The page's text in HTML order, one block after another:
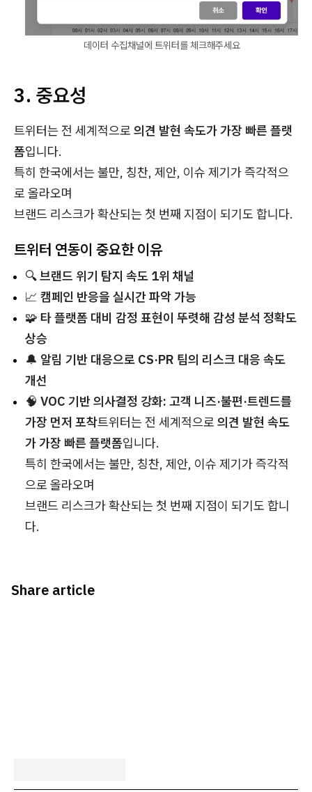
데이터 수집채널에 트위터를 체크해주세요
3. 중요성
트위터는 전 세계적으로 의견 발현 속도가 가장 빠른 플랫
폼입니다.
특히 한국에서는 불만, 칭찬, 제안, 이슈 제기가 즉각적으
로 올라오며
브랜드 리스크가 확산되는 첫 번째 지점이 되기도 합니다.
트위터 연동이 중요한 이유
🔍브랜드 위기 탐지 속도 1위 채널
📈 캠페인 반응을 실시간 파악 가능
🧩 타 플랫폼 대비 감정 표현이 뚜렷해 감성 분석 정확도
상승
🔔 알림 기반 대응으로 CS·PR 팀의 리스크 대응 속도
개선
🧠 VOC 기반 의사결정 강화: 고객 니즈·불편·트렌드를
가장 먼저 포착트위터는 전 세계적으로 의견 발현 속도
가 가장 빠른 플랫폼입니다.
특히 한국에서는 불만, 칭찬, 제안, 이슈 제기가 즉각적
으로 올라오며
브랜드 리스크가 확산되는 첫 번째 지점이 되기도 합니
다.
Share article